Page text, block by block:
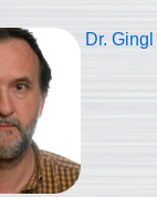
Dr.